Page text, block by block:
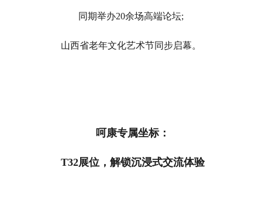
同期举办20余场高端论坛;
山西省老年文化艺术节同步启幕。
呵康专属坐标：
T32展位，解锁沉浸式交流体验